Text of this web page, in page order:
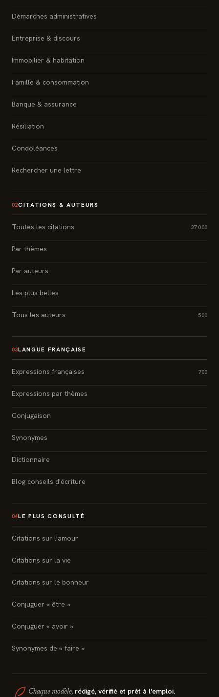
Démarches administratives
Entreprise & discours
Immobilier & habitation
Famille & consommation
Banque & assurance
Résiliation
Condoléances
Rechercher une lettre
02CITATIONS & AUTEURS
Toutes les citations 37 000
Par thèmes
Par auteurs
Les plus belles
Tous les auteurs 500
03LANGUE FRANÇAISE
Expressions françaises 700
Expressions par thèmes
Conjugaison
Synonymes
Dictionnaire
Blog conseils d'écriture
04LE PLUS CONSULTÉ
Citations sur l'amour
Citations sur la vie
Citations sur le bonheur
Conjuguer « être »
Conjuguer « avoir »
Synonymes de « faire »
Chaque modèle, rédigé, vérifié et prêt à l'emploi.